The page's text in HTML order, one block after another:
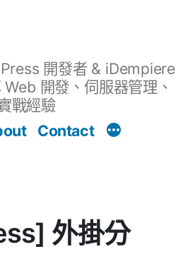
開發者 & iDempiere
開發、伺服器管理、
戰經驗
Contact
外掛分